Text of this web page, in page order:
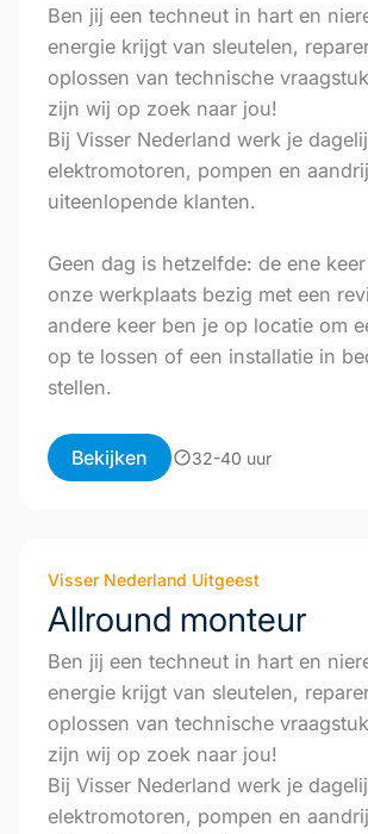
Ben jij een techneut in hart en
energie krijgt van sleutelen,
oplossen van technische
zijn wij op zoek naar jou!
Bij Visser Nederland werk je
elektromotoren, pompen en
uiteenlopende klanten.
Geen dag is hetzelfde: de ene
onze werkplaats bezig met een
andere keer ben je op locatie om
op te lossen of een installatie in
stellen.
Bekijken 32-40 uur
Visser Nederland Uitgeest
Allround monteur
Ben jij een techneut in hart en
energie krijgt van sleutelen,
oplossen van technische
zijn wij op zoek naar jou!
Bij Visser Nederland werk je
elektromotoren, pompen en